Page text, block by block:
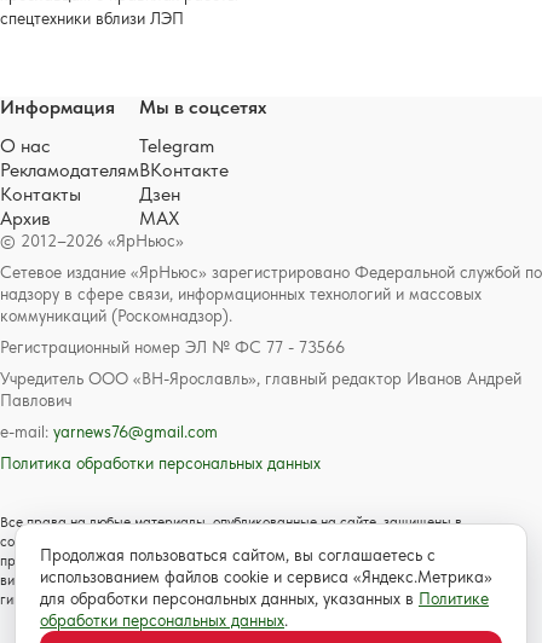
спецтехники вблизи ЛЭП
© 2012–2026 «ЯрНьюс»
Сетевое издание «ЯрНьюс» зарегистрировано Федеральной службой по
надзору в сфере связи, информационных технологий и массовых
коммуникаций (Роскомнадзор).
Регистрационный номер ЭЛ № ФС 77 - 73566
Учредитель ООО «ВН-Ярославль», главный редактор Иванов Андрей
Павлович
e-mail: yarnews76@gmail.com
Политика обработки персональных данных
Все права на любые материалы, опубликованные на сайте, защищены в
соответствии с российским и международным законодательством об авторском
праве и смежных правах. Любое использование текстовых, фото, аудио и
видеоматериалов возможно только с согласия правообладателя с обязательной
гиперссылкой на сайт https://www.yarnews.net; Для детей старше 16 лет.
Информация
О нас
Рекламодателям
Контакты
Архив
Мы в соцсетях
Telegram
ВКонтакте
Дзен
MAX
Продолжая пользоваться сайтом, вы соглашаетесь с
использованием файлов cookie и сервиса «Яндекс.Метрика»
для обработки персональных данных, указанных в Политике
обработки персональных данных.